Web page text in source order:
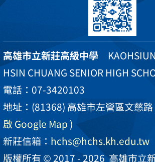
高雄市立新莊高級中學
HSIN CHUANG SENIOR HIGH
電話：07-3420103
地址：(81368) 高雄市左營區文慈
啟 Google Map )
新莊信箱： hchs@hchs.kh.edu.tw
版權所有 © 2017 - 2026高雄市立